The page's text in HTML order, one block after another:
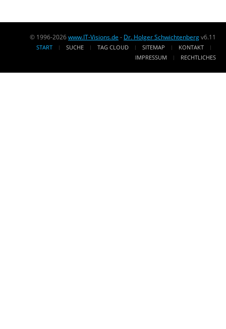
© 1996-2026www.IT-Visions.de - Dr. Holger Schwichtenbergv6.11
START SUCHE TAG CLOUD SITEMAP
KONTAKT
IMPRESSUM
RECHTLICHES